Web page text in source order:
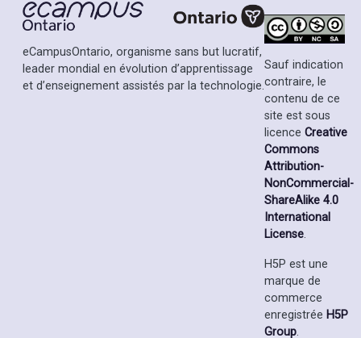
eCampusOntario, organisme sans but lucratif,
leader mondial en évolution d’apprentissage
et d’enseignement assistés par la technologie.
Sauf indication
contraire, le
contenu de ce
site est sous
licence Creative
Commons
Attribution-
NonCommercial-
ShareAlike 4.0
International
License.
H5P est une
marque de
commerce
enregistrée H5P
Group.